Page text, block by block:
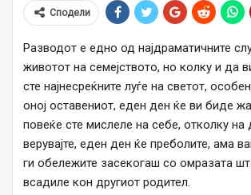
Сподели
Разводот е едно од најдраматичните
животот на семејството, но колку и да
сте најнесреќните луѓе на светот,
оној оставениот, еден ден ќе ви биде
повеќе сте мислеле на себе, отколку на
верувајте, еден ден ќе преболите, ама
ги обележите засекогаш со омразата
всадиле кон другиот родител.